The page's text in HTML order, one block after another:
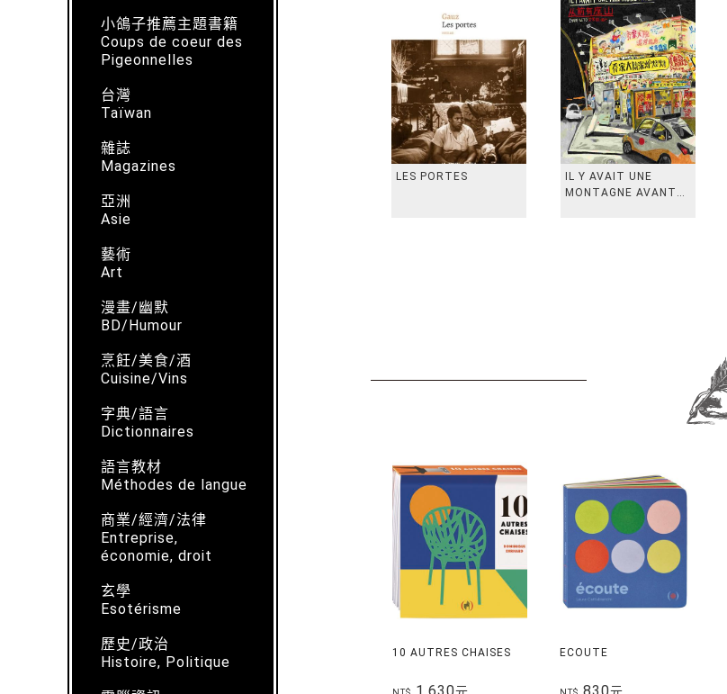
小鴿子推薦主題書籍
Coups de coeur des
Pigeonnelles
台灣
Taïwan
雜誌
Magazines
亞洲
Asie
藝術
Art
漫畫/幽默
BD/Humour
烹飪/美食/酒
Cuisine/Vins
字典/語言
Dictionnaires
語言教材
Méthodes de langue
商業/經濟/法律
Entreprise,
économie, droit
玄學
Esotérisme
歷史/政治
Histoire, Politique
LES PORTES
IL Y AVAIT UNE
MONTAGNE AVANT
10 AUTRES CHAISES ECOUTE